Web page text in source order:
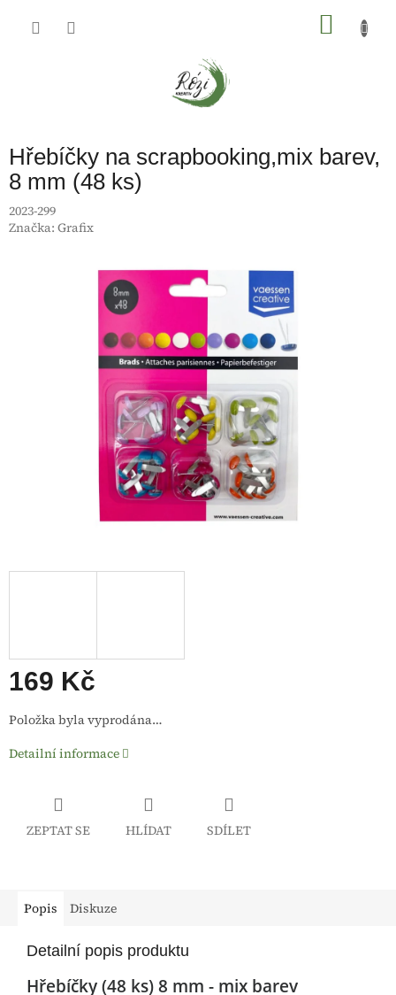
Hřebíčky na scrapbooking,mix barev,
8 mm (48 ks)
2023-299
Značka: Grafix
169 Kč
Měrná
cena:
Položka byla vyprodána…
Detailní informace
ZEPTAT SE HLÍDAT SDÍLET
Popis Diskuze
Detailní popis produktu
Hřebíčky (48 ks) 8 mm - mix barev